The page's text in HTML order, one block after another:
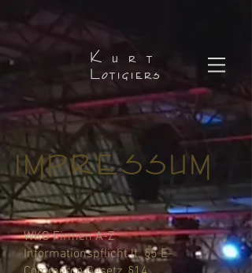
Kurt
Lotigiers
IMPRESSUM
WKO Firmen A-Z
Informationspflicht lt. §5 E-